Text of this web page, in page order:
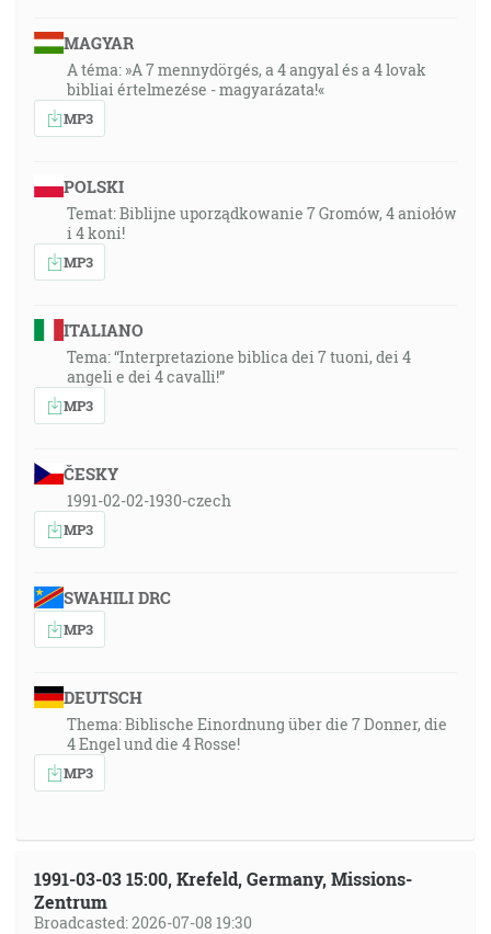
MAGYAR
A téma: »A 7 mennydörgés, a 4 angyal és a 4 lovak
bibliai értelmezése - magyarázata!«
MP3
POLSKI
Temat: Biblijne uporządkowanie 7 Gromów, 4 aniołów
i 4 koni!
MP3
ITALIANO
Tema: “Interpretazione biblica dei 7 tuoni, dei 4
angeli e dei 4 cavalli!”
MP3
ČESKY
1991-02-02-1930-czech
MP3
SWAHILI DRC
MP3
DEUTSCH
Thema: Biblische Einordnung über die 7 Donner, die
4 Engel und die 4 Rosse!
MP3
1991-03-03 15:00, Krefeld, Germany, Missions-
Zentrum
Broadcasted: 2026-07-08 19:30